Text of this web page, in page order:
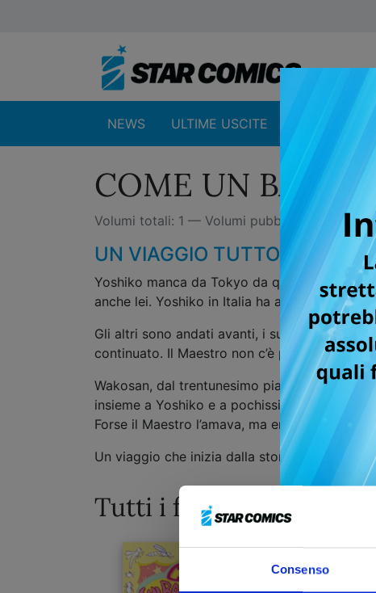
Consenso
NEWS ULTIME USCITE
COME UN
Volumi totali: 1 — Volumi pubblicati: 1
UN VIAGGIO TUTTO DA
Yoshiko manca da Tokyo da quasi
anche lei. Yoshiko in Italia ha avuto un'altra
Gli altri sono andati avanti, i suoi colleghi
continuato. Il Maestro non c’è più.
Wakosan, dal trentunesimo piano di un
insieme a Yoshiko e a pochissime altre, ha
Forse il Maestro l’amava, ma erano altri tempi.
Un viaggio che inizia dalla storia
Tutti i fumetti